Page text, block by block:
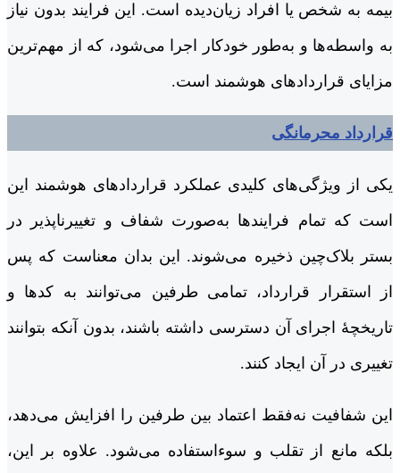
بیمه به شخص یا افراد زیان‌دیده است. این فرایند بدون نیاز
به واسطه‌ها و به‌طور خودکار اجرا می‌شود، که از مهم‌ترین
مزایای قراردادهای هوشمند است.
قرارداد محرمانگی
یکی از ویژگی‌های کلیدی عملکرد قراردادهای هوشمند این
است که تمام فرایندها به‌صورت شفاف و تغییرناپذیر در
بستر بلاک‌چین ذخیره می‌شوند. این بدان معناست که پس
از استقرار قرارداد، تمامی طرفین می‌توانند به کدها و
تاریخچۀ اجرای آن دسترسی داشته باشند، بدون آنکه بتوانند
تغییری در آن ایجاد کنند.
این شفافیت نه‌فقط اعتماد بین طرفین را افزایش می‌دهد،
بلکه مانع از تقلب و سوءاستفاده می‌شود. علاوه بر این،